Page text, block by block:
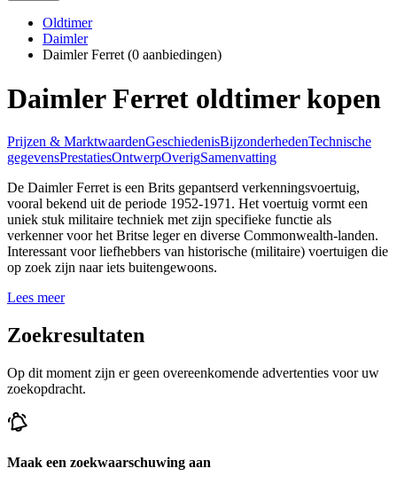
Oldtimer
Daimler
Daimler Ferret (0 aanbiedingen)
Daimler Ferret oldtimer kopen
Prijzen & MarktwaardenGeschiedenisBijzonderhedenTechnische
gegevensPrestatiesOntwerpOverigSamenvatting
De Daimler Ferret is een Brits gepantserd verkenningsvoertuig,
vooral bekend uit de periode 1952-1971. Het voertuig vormt een
uniek stuk militaire techniek met zijn specifieke functie als
verkenner voor het Britse leger en diverse Commonwealth-landen.
Interessant voor liefhebbers van historische (militaire) voertuigen die
op zoek zijn naar iets buitengewoons.
Lees meer
Zoekresultaten
Op dit moment zijn er geen overeenkomende advertenties voor uw
zoekopdracht.
Maak een zoekwaarschuwing aan